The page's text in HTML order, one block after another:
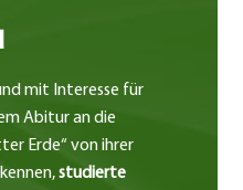
mit Interesse für
Abitur an die
Erde“ von ihrer
studierte